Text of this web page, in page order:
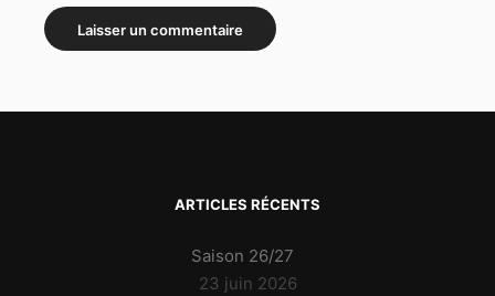
ARTICLES RÉCENTS
Saison 26/27
23 juin 2026